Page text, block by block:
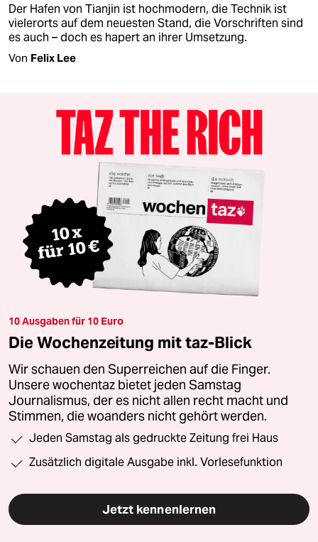
Der Hafen von Tianjin ist hochmodern, die Technik ist
vielerorts auf dem neuesten Stand, die Vorschriften sind
es auch – doch es hapert an ihrer Umsetzung.
Von Felix Lee
10 Ausgaben für 10 Euro
Die Wochenzeitung mit taz-Blick
Wir schauen den Superreichen auf die Finger.
Unsere wochentaz bietet jeden Samstag
Journalismus, der es nicht allen recht macht und
Stimmen, die woanders nicht gehört werden.
Jeden Samstag als gedruckte Zeitung frei Haus
Zusätzlich digitale Ausgabe inkl. Vorlesefunktion
Jetzt kennenlernen